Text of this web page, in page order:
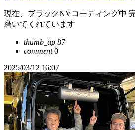
現在、ブラックNVコーティング中
磨いてくれています
thumb_up 87
comment0
2025/03/12 16:07